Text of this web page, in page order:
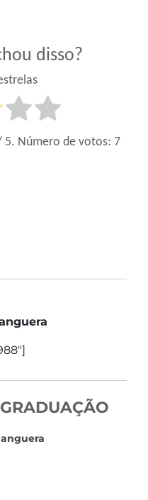
disso?
5. Número de votos: 7